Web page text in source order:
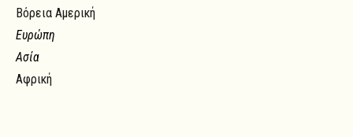
Βόρεια Αμερική
Ευρώπη
Ασία
Αφρική